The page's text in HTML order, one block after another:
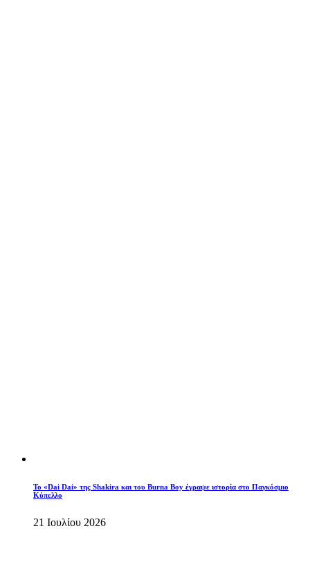
To «Dai Dai» της Shakira και του Burna Boy έγραψε ιστορία στο Παγκόσμιο
Κύπελλο
21 Ιουλίου 2026